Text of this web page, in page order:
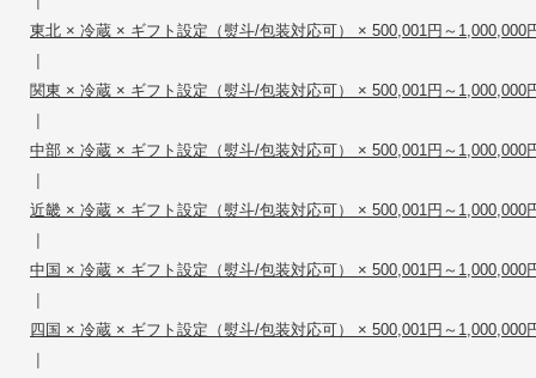
東北 × 冷蔵 × ギフト設定（熨斗/包装対応可） × 500,001円～1,000,000
|
関東 × 冷蔵 × ギフト設定（熨斗/包装対応可） × 500,001円～1,000,000
|
中部 × 冷蔵 × ギフト設定（熨斗/包装対応可） × 500,001円～1,000,000
|
近畿 × 冷蔵 × ギフト設定（熨斗/包装対応可） × 500,001円～1,000,000
|
中国 × 冷蔵 × ギフト設定（熨斗/包装対応可） × 500,001円～1,000,000
|
四国 × 冷蔵 × ギフト設定（熨斗/包装対応可） × 500,001円～1,000,000
|